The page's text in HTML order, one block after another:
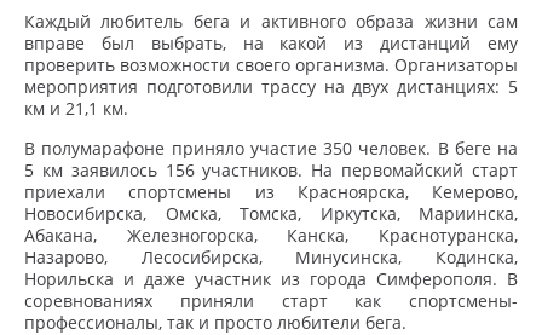
Каждый любитель бега и активного образа жизни сам
вправе был выбрать, на какой из дистанций ему
проверить возможности своего организма. Организаторы
мероприятия подготовили трассу на двух дистанциях: 5
км и 21,1 км.
В полумарафоне приняло участие 350 человек. В беге на
5 км заявилось 156 участников. На первомайский старт
приехали спортсмены из Красноярска, Кемерово,
Новосибирска, Омска, Томска, Иркутска, Мариинска,
Абакана, Железногорска, Канска, Краснотуранска,
Назарово, Лесосибирска, Минусинска, Кодинска,
Норильска и даже участник из города Симферополя. В
соревнованиях приняли старт как спортсмены-
профессионалы, так и просто любители бега.